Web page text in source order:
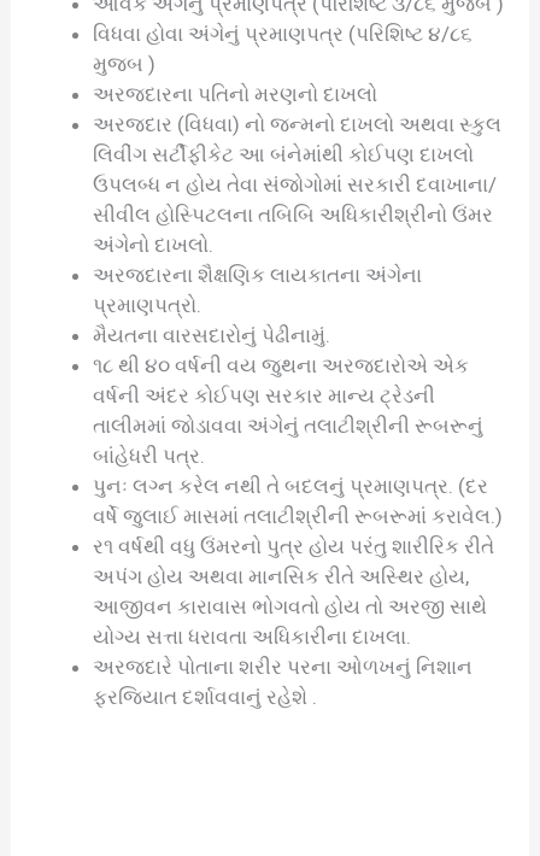
વિધવા હોવા અંગેનું પ્રમાણપત્ર (પરિશિષ્ટ ૪/૮૬
મુજબ )
અરજદારના પતિનો મરણનો દાખલો
અરજદાર (વિધવા) નો જન્મનો દાખલો અથવા સ્કુલ
લિવીંગ સર્ટીફીકેટ આ બંનેમાંથી કોઈપણ દાખલો
ઉપલબ્ધ ન હોય તેવા સંજોગોમાં સરકારી દવાખાના/
સીવીલ હોસ્પિટલના તબિબિ અધિકારીશ્રીનો ઉંમર
અંગેનો દાખલો.
અરજદારના શૈક્ષણિક લાયકાતના અંગેના
પ્રમાણપત્રો.
મૈયતના વારસદારોનું પેઢીનામું.
૧૮ થી ૪૦ વર્ષની વય જુથના અરજદારોએ એક
વર્ષની અંદર કોઈપણ સરકાર માન્ય ટ્રેડની
તાલીમમાં જોડાવવા અંગેનું તલાટીશ્રીની રૂબરૂનું
બાંહેધરી પત્ર.
પુનઃ લગ્ન કરેલ નથી તે બદલનું પ્રમાણપત્ર. (દર
વર્ષે જુલાઈ માસમાં તલાટીશ્રીની રૂબરૂમાં કરાવેલ.)
ર૧ વર્ષથી વધુ ઉંમરનો પુત્ર હોય પરંતુ શારીરિક રીતે
અપંગ હોય અથવા માનસિક રીતે અસ્થિર હોય,
આજીવન કારાવાસ ભોગવતો હોય તો અરજી સાથે
યોગ્ય સત્તા ધરાવતા અધિકારીના દાખલા.
અરજદારે પોતાના શરીર પરના ઓળખનું નિશાન
ફરજિયાત દર્શાવવાનું રહેશે .